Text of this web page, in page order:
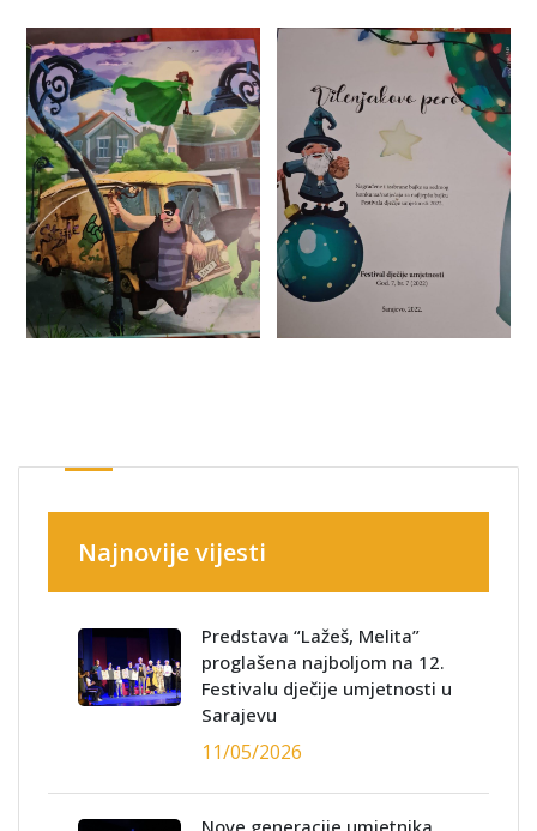
Najnovije vijesti
Predstava “Lažeš, Melita”
proglašena najboljom na 12.
Festivalu dječije umjetnosti u
Sarajevu
11/05/2026